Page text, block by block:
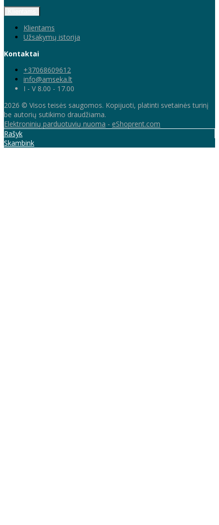
Klientams
Užsakymų istorija
Kontaktai
+37068609612
info@amseka.lt
I - V 8.00 - 17.00
2026 © Visos teisės saugomos. Kopijuoti, platinti svetainės turinį
be autorių sutikimo draudžiama.
Elektroninių parduotuvių nuoma - eShoprent.com
Rašyk
Skambink